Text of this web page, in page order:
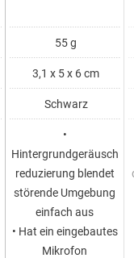
55 g
3,1 x 5 x 6 cm
Schwarz
•
Hintergrundgeräusch
reduzierung blendet
störende Umgebung
einfach aus
• Hat ein eingebautes
Mikrofon